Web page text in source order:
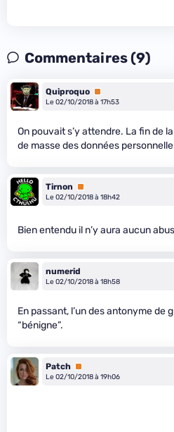
Commentaires (9)
Quiproquo Premium
Le 02/10/2018 à 17h53
On pouvait s’y attendre. La fin de
de masse des données
Tirnon
Premium
Le 02/10/2018 à 18h42
Bien entendu il n’y aura aucun
numerid
Le 02/10/2018 à 18h58
En passant, l’un des antonyme de
“bénigne”.
Patch Premium
Le 02/10/2018 à 19h06